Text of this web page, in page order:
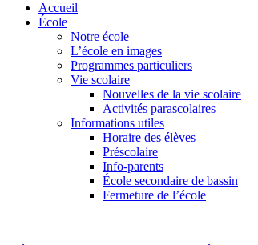
Accueil
École
Notre école
L’école en images
Programmes particuliers
Vie scolaire
Nouvelles de la vie scolaire
Activités parascolaires
Informations utiles
Horaire des élèves
Préscolaire
Info-parents
École secondaire de bassin
Fermeture de l’école